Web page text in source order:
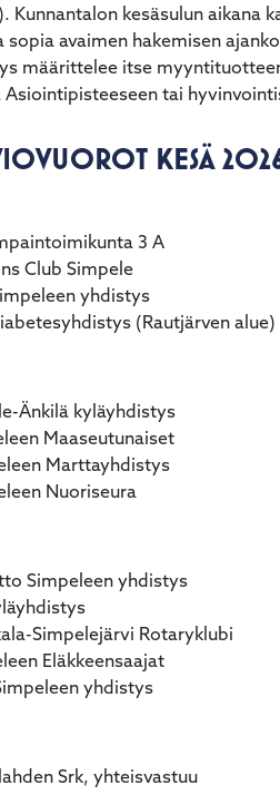
Kunnantalon kesäsulun aikana
sopia avaimen hakemisen
määrittelee itse
Asiointipisteeseen tai
KESÄ
3 A
Club Simpele
yhdistys
(Rautjärven alue)
Änkilä kyläyhdistys
Maaseutunaiset
Marttayhdistys
Nuoriseura
Simpeleen yhdistys
Simpelejärvi Rotaryklubi
Eläkkeensaajat
yhdistys
Srk, yhteisvastuu